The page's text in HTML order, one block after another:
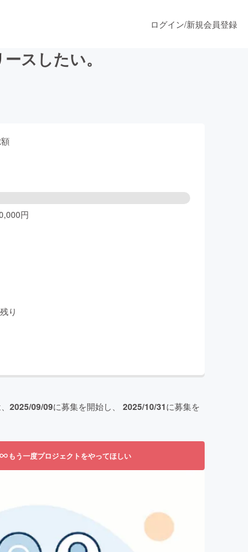
ログイン/新規会員登録
スしたい。
円
り
2025/09/09に募集を開始し、 2025/10/31に募集を
もう一度プロジェクトをやってほしい